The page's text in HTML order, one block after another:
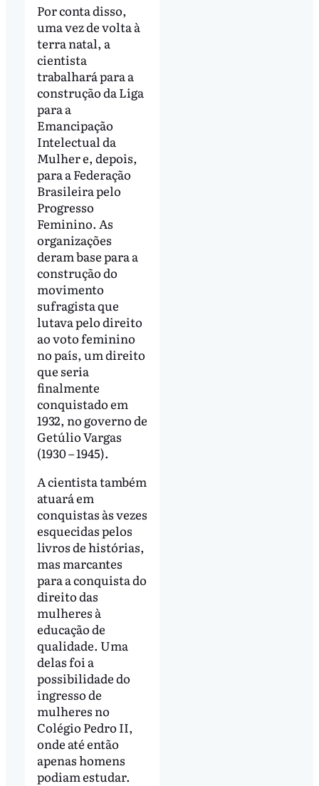
Por conta disso,
uma vez de volta à
terra natal, a
cientista
trabalhará para a
construção da Liga
para a
Emancipação
Intelectual da
Mulher e, depois,
para a Federação
Brasileira pelo
Progresso
Feminino. As
organizações
deram base para a
construção do
movimento
sufragista que
lutava pelo direito
ao voto feminino
no país, um direito
que seria
finalmente
conquistado em
1932, no governo de
Getúlio Vargas
(1930 – 1945).
A cientista também
atuará em
conquistas às vezes
esquecidas pelos
livros de histórias,
mas marcantes
para a conquista do
direito das
mulheres à
educação de
qualidade. Uma
delas foi a
possibilidade do
ingresso de
mulheres no
Colégio Pedro II,
onde até então
apenas homens
podiam estudar.